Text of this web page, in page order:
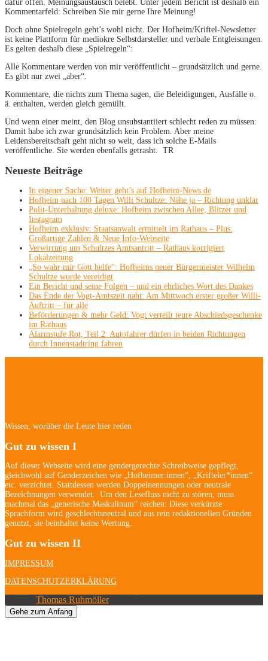
dafür offen. Meinungsaustausch belebt. Unter jedem Bericht ist deshalb ein
Kommentarfeld: Schreiben Sie mir gerne Ihre Meinung!
Doch ohne Spielregeln geht’s wohl nicht. Der Hofheim/Kriftel-Newsletter
ist keine Plattform für mediokre Selbstdarsteller und verbale Entgleisungen.
Es gelten deshalb diese „Spielregeln“:
Alle Kommentare werden von mir veröffentlicht – grundsätzlich und gerne.
Es gibt nur zwei „aber“.
Kommentare, die nichts zum Thema sagen, die Beleidigungen, Ausfälle o.
ä. enthalten, werden gleich gemüllt.
Und wenn einer meint, den Blog unsubstantiiert schlecht reden zu müssen:
Damit habe ich zwar grundsätzlich kein Problem. Aber meine
Leidensbereitschaft geht nicht so weit, dass ich solche E-Mails
veröffentliche. Sie werden ebenfalls getrasht. TR
Neueste Beiträge
In eigener Sache: Weiter geht’s auf Hofheim-News.de
Hofheim nach 100 Tagen Willi Schultze: Nähe ja – Richtung unklar
Polit-Unterhaltung deluxe: Hofheim zwischen Allee, Blitzer und
Instagram
Hofheim exklusiv: Staatsanwalt ermittelt im Rathaus – Plus:
Großartige Zahlen & Neue Info-Webseite
Verwirrung um Schultzes Amtsantritt – Rathaus korrigiert
Lokalzeitung
„So wahr mir Gott helfe“: Hofheims neuer Bürgermeister Wilhelm
Schultze wurde vereidigt
Ein Bericht und seine Folgen – und ein ehrliches Wort des Dankes
Das Ende der Vogt-Amtszeit naht: Am Mittwoch erster großer Willi-
Auftritt – für alle
Beförderungen & mehr Geld: Vogt verteilt teure Abschiedsgeschenke
im Rathaus
Alarmstufe Rot, Teil 2: Autofahrer dürfen in beiden Richtungen
durch Innenstadtring fahren
Wissen, worüber die Leute hier reden
Gut zu wissen I
Auf dieser Webseite wird eine gendergerechte Schreibweise gepflegt,
gleichwohl auf Genderzeichen wie „Hofheimer:innen“, „Krifteler*innen“
etc. verzichtet. Stattdessen werden Doppelnennungen oder neutrale
Bezeichnungen verwendet. Um den Lesefluss nicht zu stören, muss
machmal das „generische Maskulinum“ reichen: Diese verkürzte
Sprachform wird geschlechtsneutral und aus rein redaktionellen Gründen
genutzt, sie beinhaltet keine Wertung.
Gut zu wissen II
IMPRESSUM
DATENSCHUTZERKLÄRUNG
Thomas Ruhmöller| Alle Rechte vorbehalten.
Gehe zum Anfang